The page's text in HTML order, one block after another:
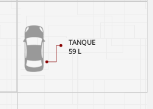
TANQUE
59 L